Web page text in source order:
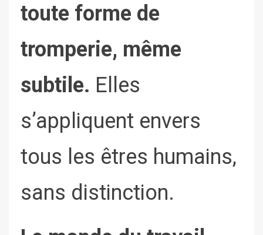
toute forme de
tromperie, même
subtile. Elles
s’appliquent envers
tous les êtres humains,
sans distinction.